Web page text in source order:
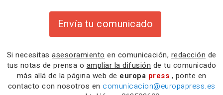
Envía tu comunicado
Si necesitas asesoramiento en comunicación, redacción de
tus notas de prensa o ampliar la difusión de tu comunicado
más allá de la página web de europa press , ponte en
contacto con nosotros en comunicacion@europapress.es